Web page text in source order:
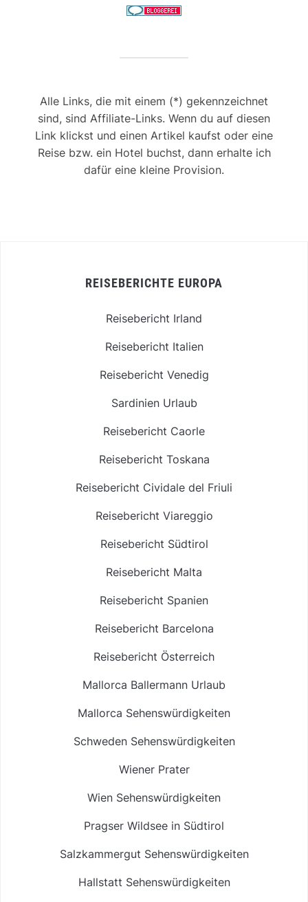
Alle Links, die mit einem (*) gekennzeichnet
sind, sind Affiliate-Links. Wenn du auf diesen
Link klickst und einen Artikel kaufst oder eine
Reise bzw. ein Hotel buchst, dann erhalte ich
dafür eine kleine Provision.
REISEBERICHTE EUROPA
Reisebericht Irland
Reisebericht Italien
Reisebericht Venedig
Sardinien Urlaub
Reisebericht Caorle
Reisebericht Toskana
Reisebericht Cividale del Friuli
Reisebericht Viareggio
Reisebericht Südtirol
Reisebericht Malta
Reisebericht Spanien
Reisebericht Barcelona
Reisebericht Österreich
Mallorca Ballermann Urlaub
Mallorca Sehenswürdigkeiten
Schweden Sehenswürdigkeiten
Wiener Prater
Wien Sehenswürdigkeiten
Pragser Wildsee in Südtirol
Salzkammergut Sehenswürdigkeiten
Hallstatt Sehenswürdigkeiten